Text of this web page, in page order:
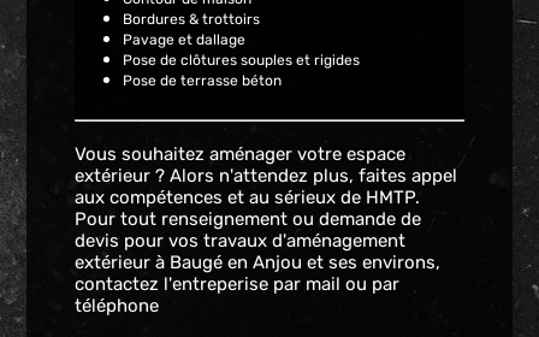
Bordures & trottoirs
Pavage et dallage
Pose de clôtures souples et rigides
Pose de terrasse béton
Vous souhaitez aménager votre espace
extérieur ? Alors n'attendez plus, faites appel
aux compétences et au sérieux de HMTP.
Pour tout renseignement ou demande de
devis pour vos travaux d'aménagement
extérieur à Baugé en Anjou et ses environs,
contactez l'entreperise par mail ou par
téléphone